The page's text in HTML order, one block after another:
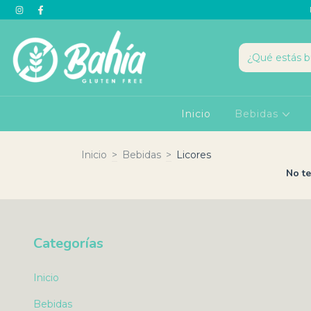
Inicio Bebidas
Inicio > Bebidas > Licores
No
Categorías
Inicio
Bebidas